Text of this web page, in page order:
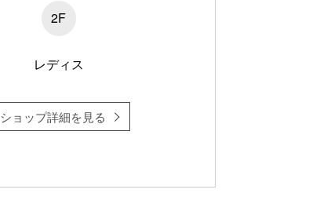
2F
レディス
ショップ詳細を見る